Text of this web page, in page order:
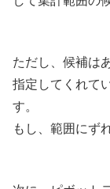
ただし、候補は
指定してくれて
す。
もし、範囲にず